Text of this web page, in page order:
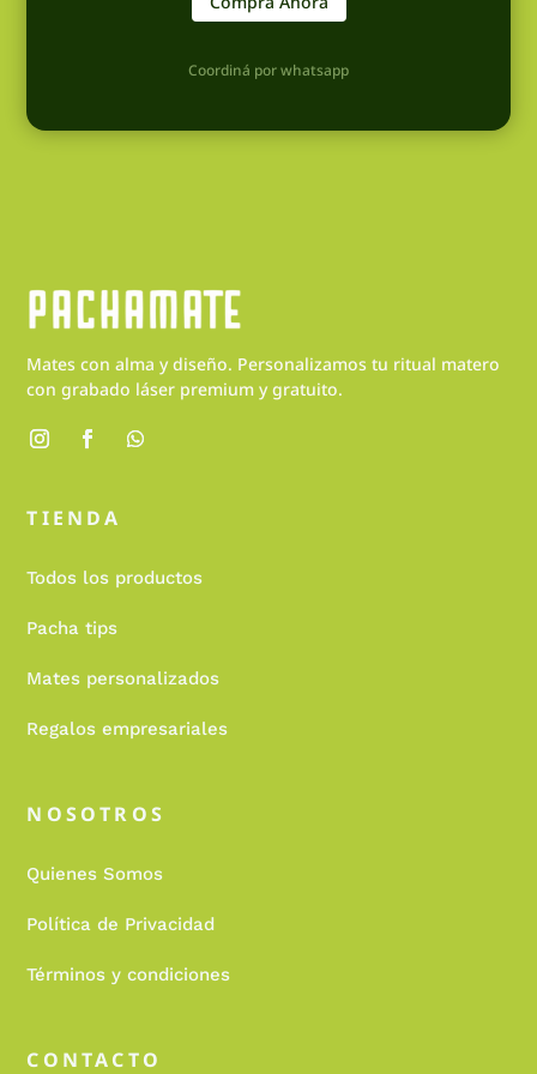
Coordiná por whatsapp
Mates con alma y diseño. Personalizamos tu ritual matero
con grabado láser premium y gratuito.
TIENDA
Todos los productos
Pacha tips
Mates personalizados
Regalos empresariales
NOSOTROS
Quienes Somos
Política de Privacidad
Términos y condiciones
CONTACTO